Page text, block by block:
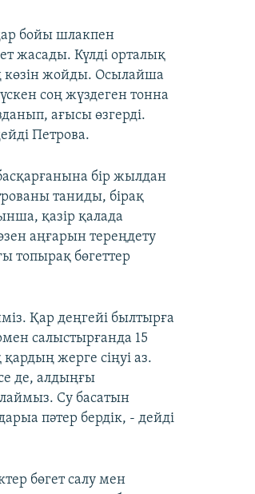
бойы шлакпен
жасады. Күлді орталық
жойды. Осылайша
соң жүздеген тонна
ағысы өзгерді.
Петрова.
бір жылдан
таниды, бірақ
қазір қалада
аңғарын тереңдету
топырақ бөгеттер
Қар деңгейі былтырға
салыстырғанда 15
жерге сіңуі аз.
де, алдыңғы
Су басатын
пәтер бердік, - дейді
бөгет салу мен